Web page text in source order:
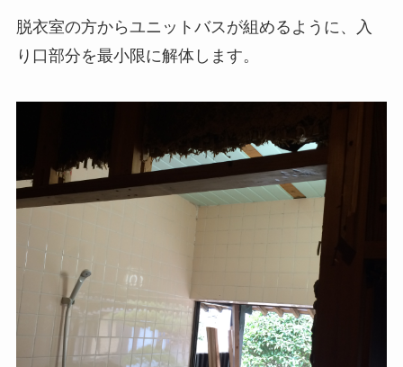
脱衣室の方からユニットバスが組めるように、入
り口部分を最小限に解体します。